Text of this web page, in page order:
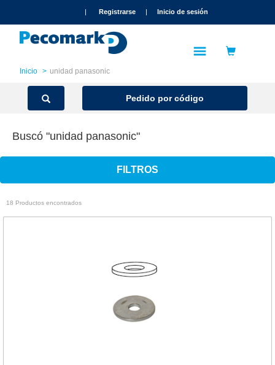
| Registrarse | Inicio de sesión
Inicio unidad panasonic
Pedido por código
Buscó "unidad panasonic"
FILTROS
18 Productos encontrados